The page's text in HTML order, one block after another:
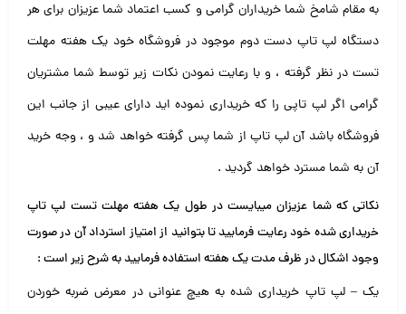
به مقام شامخ شما خریداران گرامی و کسب اعتماد شما عزیزان برای هر
دستگاه لپ تاپ دست دوم موجود در فروشگاه خود یک هفته مهلت
تست در نظر گرفته ، و با رعایت نمودن نکات زیر توسط شما مشتریان
گرامی اگر لپ تاپی را که خریداری نموده اید دارای عیبی از جانب این
فروشگاه باشد آن لپ تاپ از شما پس گرفته خواهد شد و ، وجه خرید
آن به شما مسترد خواهد گردید .
نکاتی که شما عزیزان میبایست در طول یک هفته مهلت تست لپ تاپ
خریداری شده خود رعایت فرمایید تا بتوانید از امتیاز استرداد آن در صورت
وجود اشکال در ظرف مدت یک هفته استفاده فرمایید به شرح زیر است :
یک – لپ تاپ خریداری شده به هیچ عنوانی در معرض ضربه خوردن